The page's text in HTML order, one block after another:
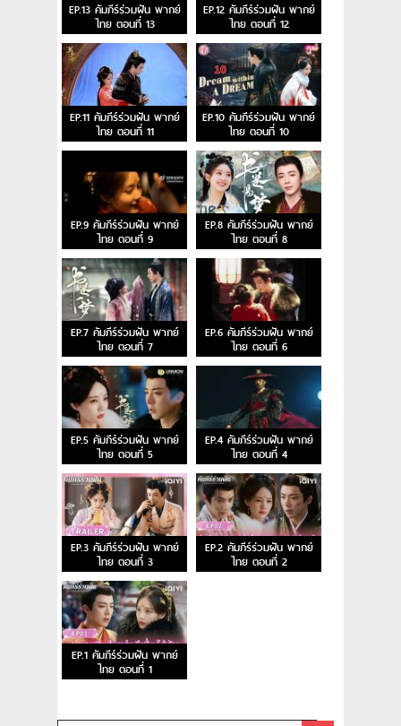
EP.13 คัมภีร์ร่วมฝัน พากย์
ไทย ตอนที่ 13
EP.12 คัมภีร์ร่วมฝัน พากย์
ไทย ตอนที่ 12
EP.11 คัมภีร์ร่วมฝัน พากย์
ไทย ตอนที่ 11
EP.10 คัมภีร์ร่วมฝัน พากย์
ไทย ตอนที่ 10
EP.9 คัมภีร์ร่วมฝัน พากย์
ไทย ตอนที่ 9
EP.8 คัมภีร์ร่วมฝัน พากย์
ไทย ตอนที่ 8
EP.7 คัมภีร์ร่วมฝัน พากย์
ไทย ตอนที่ 7
EP.6 คัมภีร์ร่วมฝัน พากย์
ไทย ตอนที่ 6
EP.5 คัมภีร์ร่วมฝัน พากย์
ไทย ตอนที่ 5
EP.4 คัมภีร์ร่วมฝัน พากย์
ไทย ตอนที่ 4
EP.3 คัมภีร์ร่วมฝัน พากย์
ไทย ตอนที่ 3
EP.2 คัมภีร์ร่วมฝัน พากย์
ไทย ตอนที่ 2
EP.1 คัมภีร์ร่วมฝัน พากย์
ไทย ตอนที่ 1